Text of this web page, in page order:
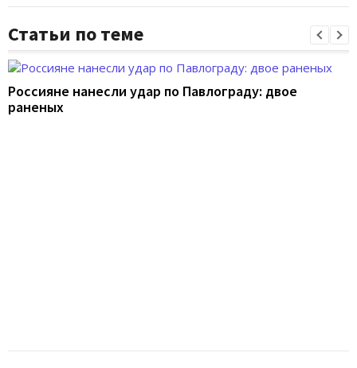
Статьи по теме
Россияне нанесли удар по Павлограду: двое
раненых